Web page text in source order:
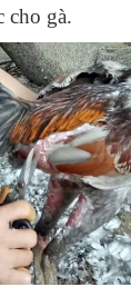
cho gà.